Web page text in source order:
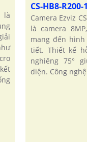
là
CS-HB8-
Camera Ezviz
là camera
mang đến
tiết. Thiết kế
nghiêng 75°
diện. Công